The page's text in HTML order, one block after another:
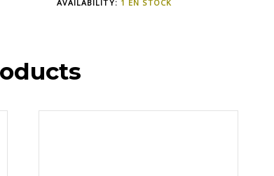
AVAILABILITY: 1 EN STOCK